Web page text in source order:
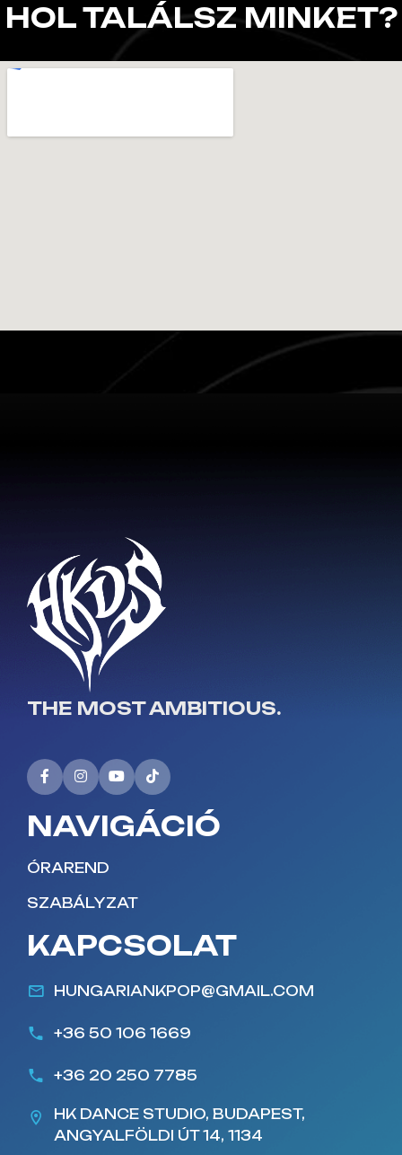
HOL TALÁLSZ MINKET?
THE MOST AMBITIOUS.
NAVIGÁCIÓ
ÓRAREND
SZABÁLYZAT
KAPCSOLAT
HUNGARIANKPOP@GMAIL.COM
+36 50 106 1669
+36 20 250 7785
HK DANCE STUDIO, BUDAPEST,
ANGYALFÖLDI ÚT 14, 1134